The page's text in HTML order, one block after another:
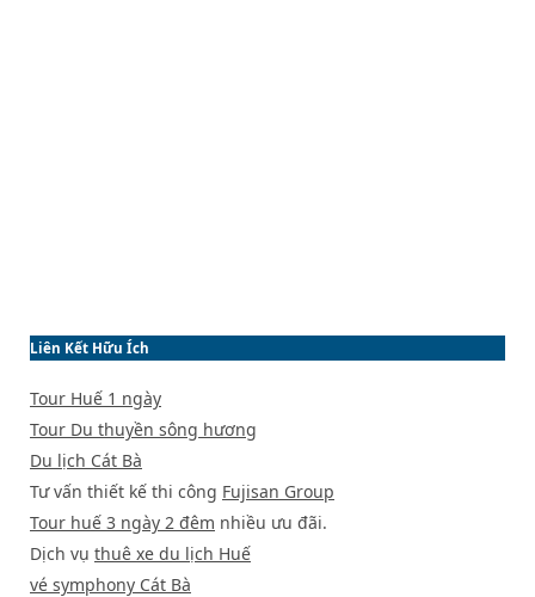
Liên Kết Hữu Ích
Tour Huế 1 ngày
Tour Du thuyền sông hương
Du lịch Cát Bà
Tư vấn thiết kế thi công Fujisan Group
Tour huế 3 ngày 2 đêm nhiều ưu đãi.
Dịch vụ thuê xe du lịch Huế
vé symphony Cát Bà